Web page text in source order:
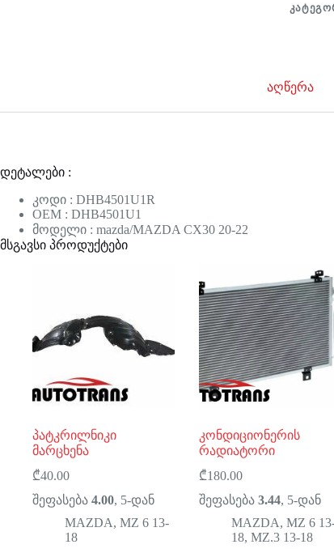
აღწერა
დეტალები :
კოდი : DHB4501U1R
OEM : DHB4501U1
მოდელი : mazda/MAZDA CX30 20-22
მსგავსი პროდუქტები
პატკრილნიკი
მარცხენა
₾40.00
შეფასება 4.00, 5-დან
MAZDA, MZ 6 13-
18
კონდიციონერის
რადიატორი
₾180.00
შეფასება3.44, 5-დან
MAZDA,MZ 6
18,MZ.3 13-18